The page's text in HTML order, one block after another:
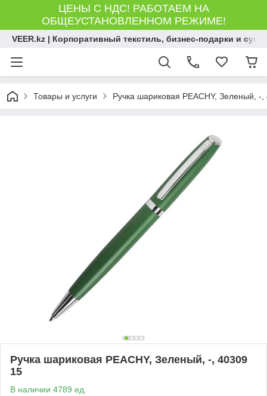
ЦЕНЫ С НДС! РАБОТАЕМ НА
ОБЩЕУСТАНОВЛЕННОМ РЕЖИМЕ!
VEER.kz | Корпоративный текстиль, бизнес-подарки и
Товары и услуги Ручка шариковая PEACHY, Зеленый, -
Ручка шариковая PEACHY, Зеленый, -, 40309
15
В наличии 4789 ед.